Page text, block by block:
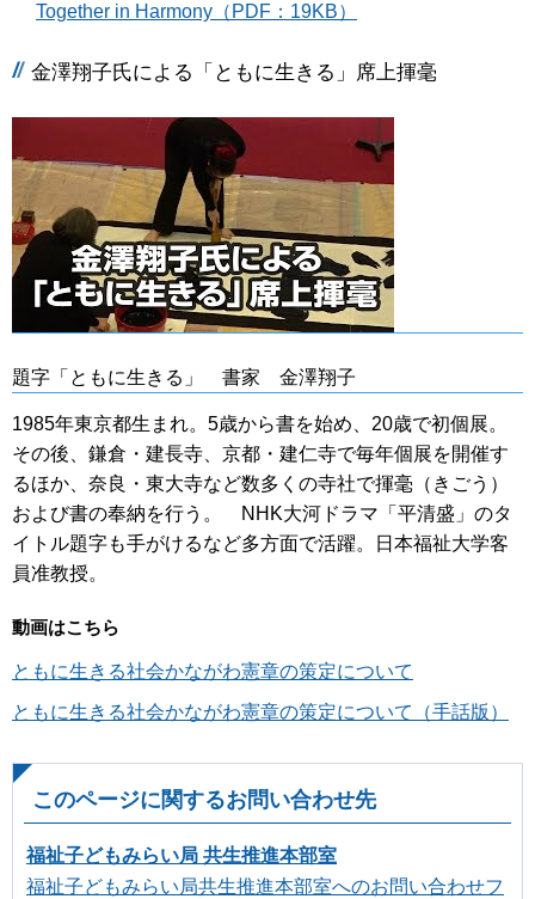
Together in Harmony（PDF：19KB）
金澤翔子氏による「ともに生きる」席上揮毫
題字「ともに生きる」 書家 金澤翔子
1985年東京都生まれ。5歳から書を始め、20歳で初個展。
その後、鎌倉・建長寺、京都・建仁寺で毎年個展を開催す
るほか、奈良・東大寺など数多くの寺社で揮毫（きごう）
および書の奉納を行う。 NHK大河ドラマ「平清盛」のタ
イトル題字も手がけるなど多方面で活躍。日本福祉大学客
員准教授。
動画はこちら
ともに生きる社会かながわ憲章の策定について
ともに生きる社会かながわ憲章の策定について（手話版）
このページに関するお問い合わせ先
福祉子どもみらい局 共生推進本部室
福祉子どもみらい局共生推進本部室へのお問い合わせフ